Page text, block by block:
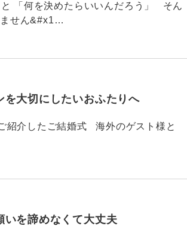
「何を決めたらいいんだろう」 そん
ません&#x1…
を大切にしたいおふたりへ
介したご結婚式 海外のゲスト様と
いを諦めなくて大丈夫